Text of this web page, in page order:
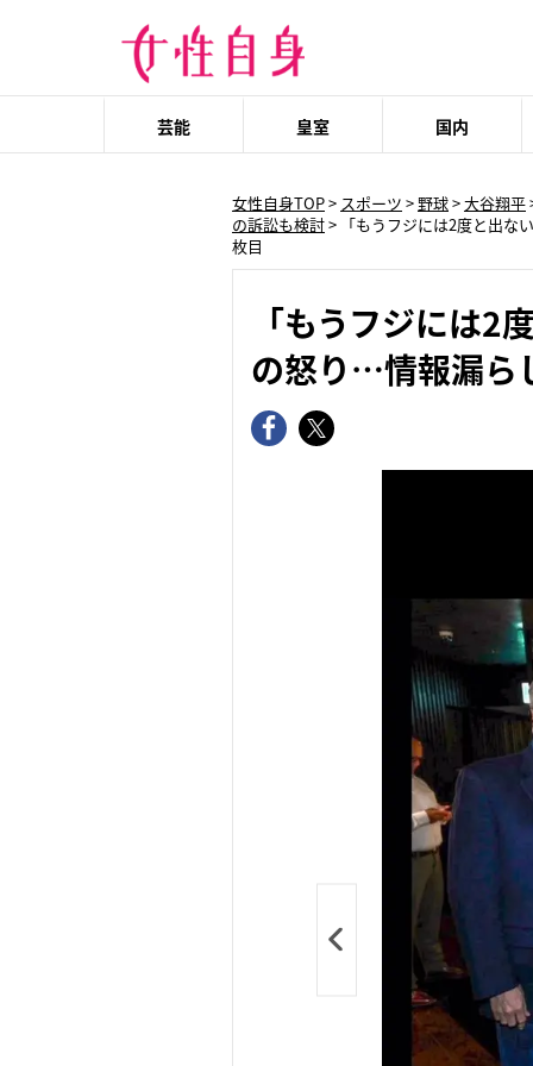
芸能 皇室 国内
女性自身TOP> スポーツ > 野球>大谷翔平
の訴訟も検討> 「もうフジには2度と出
枚目
「もうフジには
の怒り…情報漏ら